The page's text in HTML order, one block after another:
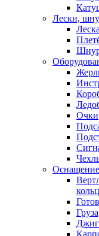
Лески,
Леска
Очки